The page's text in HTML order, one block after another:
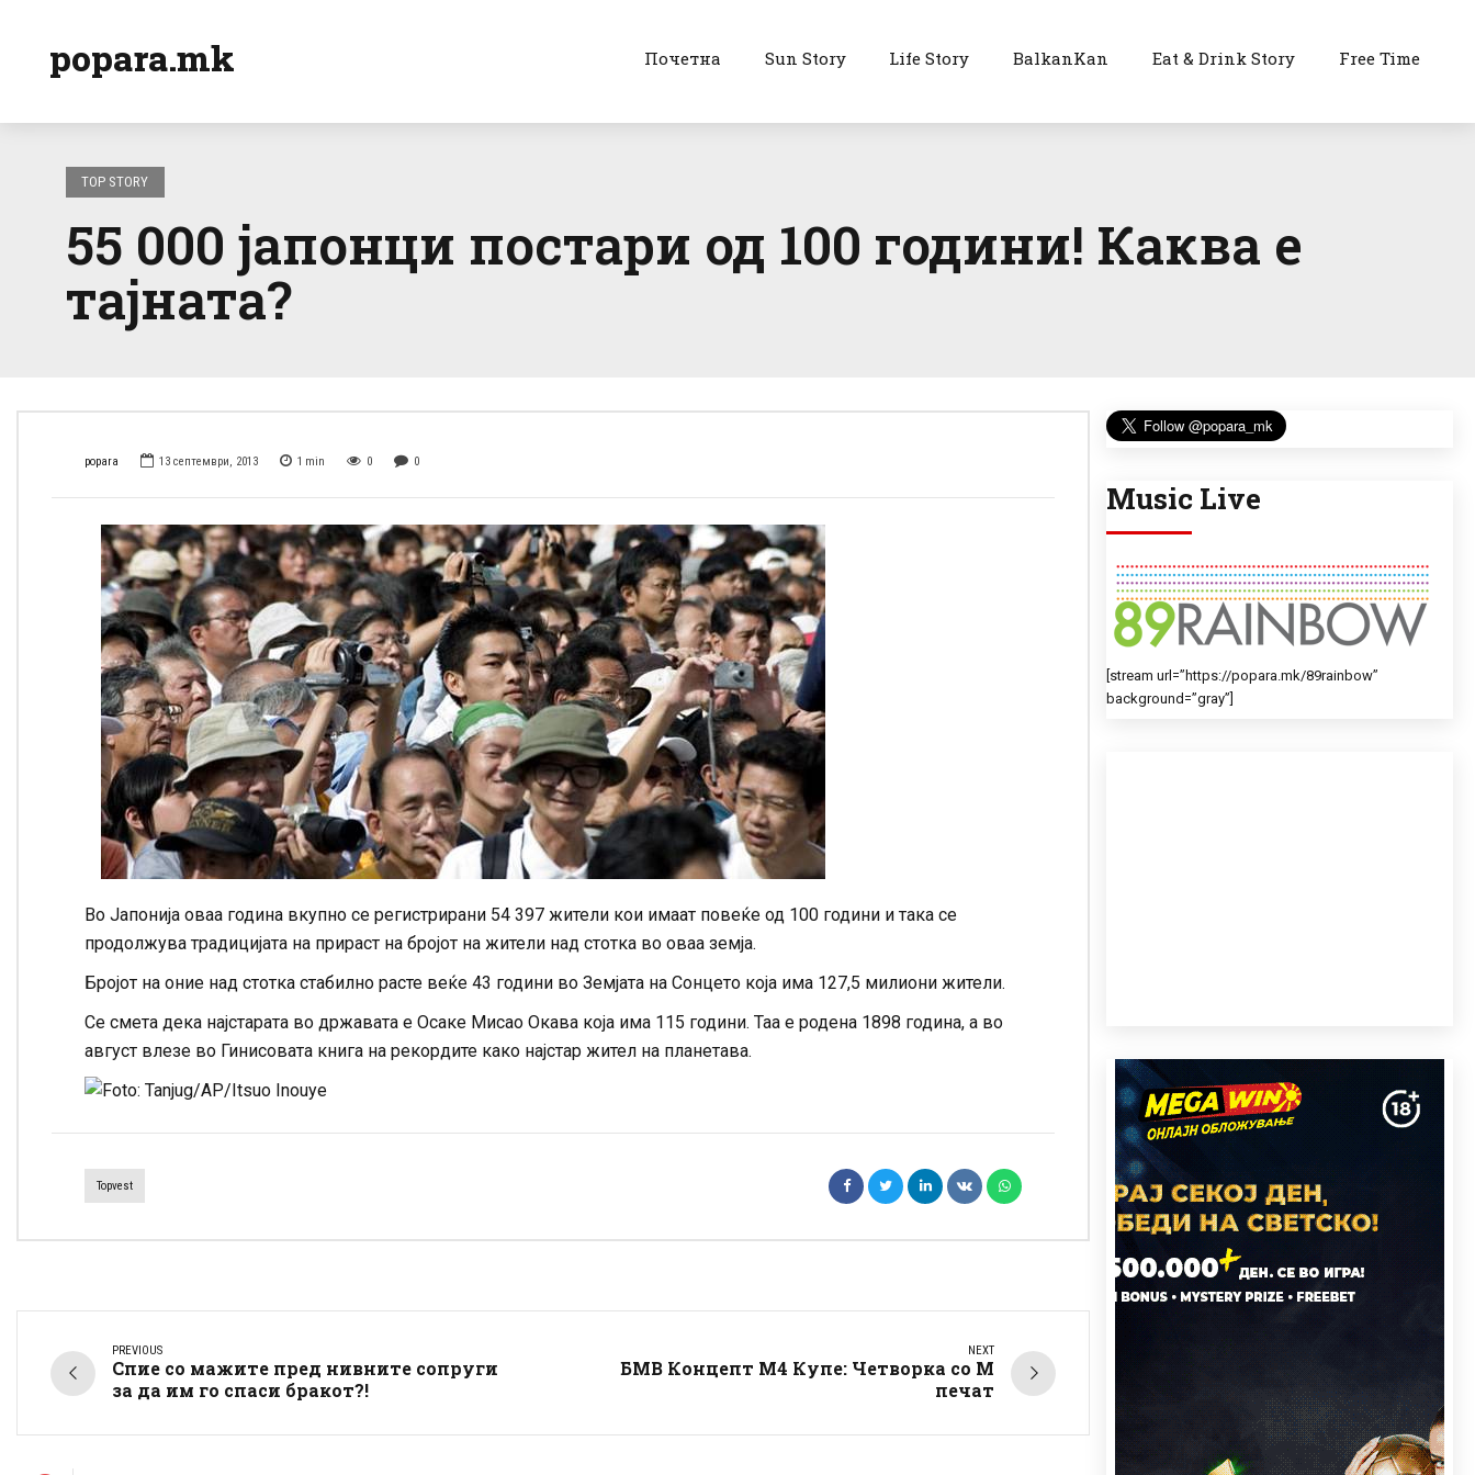
popara.mk Почетна Sun Story Life Story BalkanKan Eat & Drink Story Free Time
TOP STORY
55 000 јапонци постари од 100 години! Каква е
тајната?
popara 13 септември, 2013 1 min 0 0
Во Јапонија оваа година вкупно се регистрирани 54 397 жители кои имаат повеќе од 100 години и така се
продолжува традицијата на прираст на бројот на жители над стотка во оваа земја.
Бројот на оние над стотка стабилно расте веќе 43 години во Земјата на Сонцето која има 127,5 милиони жители.
Се смета дека најстарата во државата е Осаке Мисао Окава која има 115 години. Таа е родена 1898 година, а во
август влезе во Гинисовата книга на рекордите како најстар жител на планетава.
Topvest
PREVIOUS
Спие со мажите пред нивните сопруги
за да им го спаси бракот?!
NEXT
БМВ Концепт М4 Купе: Четворка со М
печат
Music Live
[stream url=”https://popara.mk/89rainbow”
background=”gray”]